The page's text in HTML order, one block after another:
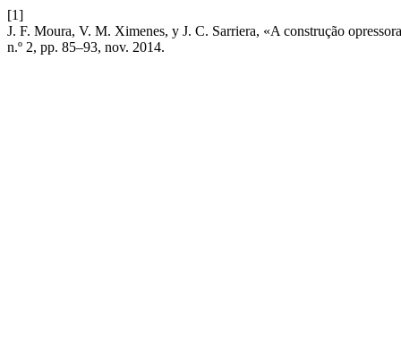
[1]
J. F. Moura, V. M. Ximenes, y J. C. Sarriera, «A construção
n.º 2, pp. 85–93, nov. 2014.